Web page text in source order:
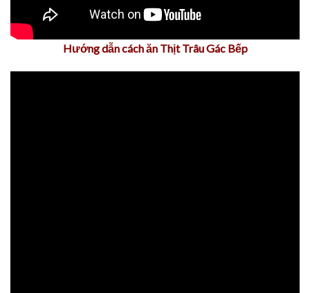
Hướng dẫn cách ăn Thịt Trâu Gác Bếp